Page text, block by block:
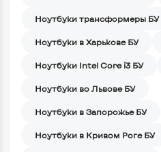
Ноутбуки трансформеры БУ
Ноутбуки в Харькове БУ
Ноутбуки Intel Core i3 БУ
Ноутбуки во Львове БУ
Ноутбуки в Запорожье БУ
Ноутбуки в Кривом Роге БУ